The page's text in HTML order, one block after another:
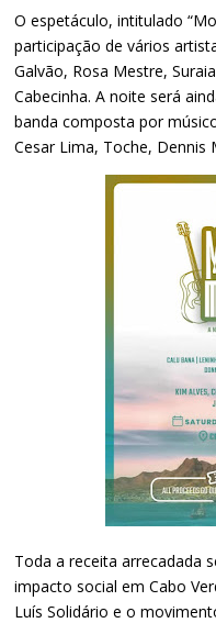
O espetáculo, intitulado
participação de vários
Galvão, Rosa Mestre,
Cabecinha. A noite será
banda composta por
Cesar Lima, Toche, Dennis
Toda a receita arrecadada
impacto social em Cabo
Luís Solidário e o